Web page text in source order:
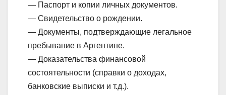
— Паспорт и копии личных документов.
— Свидетельство о рождении.
— Документы, подтверждающие легальное
пребывание в Аргентине.
— Доказательства финансовой
состоятельности (справки о доходах,
банковские выписки и т.д.).